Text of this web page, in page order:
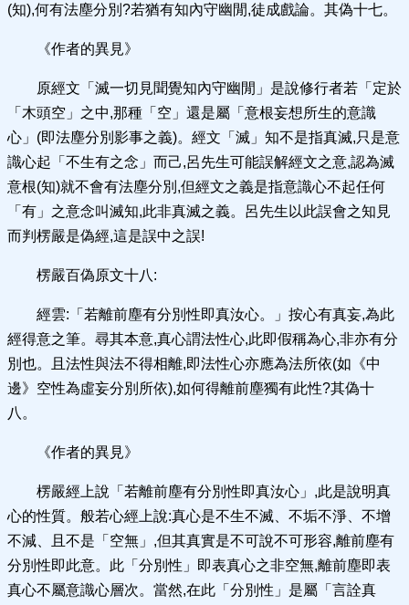
(知),何有法塵分別?若猶有知內守幽閒,徒成戲論。其偽十七。
《作者的異見》
原經文「滅一切見聞覺知內守幽閒」是說修行者若「定於
「木頭空」之中,那種「空」還是屬「意根妄想所生的意識
心」(即法塵分別影事之義)。經文「滅」知不是指真滅,只是意
識心起「不生有之念」而己,呂先生可能誤解經文之意,認為滅
意根(知)就不會有法塵分別,但經文之義是指意識心不起任何
「有」之意念叫滅知,此非真滅之義。呂先生以此誤會之知見
而判楞嚴是偽經,這是誤中之誤!
楞嚴百偽原文十八:
經雲:「若離前塵有分別性即真汝心。」按心有真妄,為此
經得意之筆。尋其本意,真心謂法性心,此即假稱為心,非亦有分
別也。且法性與法不得相離,即法性心亦應為法所依(如《中
邊》空性為虛妄分別所依),如何得離前塵獨有此性?其偽十
八。
《作者的異見》
楞嚴經上說「若離前塵有分別性即真汝心」,此是說明真
心的性質。般若心經上說:真心是不生不滅、不垢不淨、不增
不減、且不是「空無」,但其真實是不可說不可形容,離前塵有
分別性即此意。此「分別性」即表真心之非空無,離前塵即表
真心不屬意識心層次。當然,在此「分別性」是屬「言詮真